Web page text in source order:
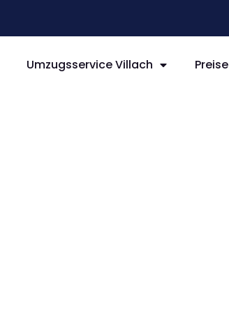
Umzugsservice Villach Preise